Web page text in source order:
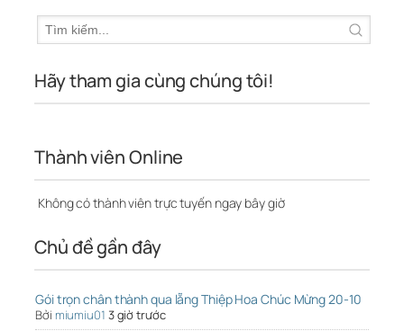
Hãy tham gia cùng chúng tôi!
Thành viên Online
Không có thành viên trực tuyến ngay bây giờ
Chủ đề gần đây
Gói trọn chân thành qua lẵng Thiệp Hoa Chúc Mừng 20-10
Bởi miumiu01 3 giờ trước